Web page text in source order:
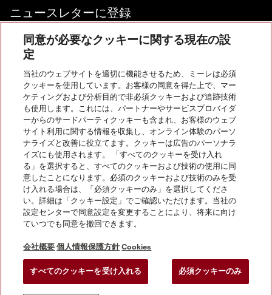
ニュースレターに登録
お問い合わせ
会社概要
法的通知
個人情報保護方針
クッキー設定
InstagramのMiele
YoutubeのMiele
同意が必要なクッキーに関する現在の設
定
当社のウェブサイトを適切に機能させるため、ミーレは必須
クッキーを使用しています。お客様の同意を得た上で、マー
ケティングおよび分析目的で非必須クッキーおよび追跡技術
も使用します。これには、パートナーやサービスプロバイダ
ーからのサードパーティクッキーも含まれ、お客様のウェブ
サイト利用に関する情報を収集し、オンライン体験のパーソ
ナライズと改善に役立てます。クッキーは広告のパーソナラ
イズにも使用されます。 「すべてのクッキーを受け入れ
る」を選択すると、すべてのクッキーおよび技術の使用に同
意したことになります。必須のクッキーおよび技術のみを受
け入れる場合は、「必須クッキーのみ」を選択してくださ
い。詳細は「クッキー設定」でご確認いただけます。当社の
設定センターで同意設定を変更することにより、将来に向け
ていつでも同意を撤回できます。
会社概要 個人情報保護方針 Cookies
すべてのクッキーを受け入れる 必須クッキーのみ